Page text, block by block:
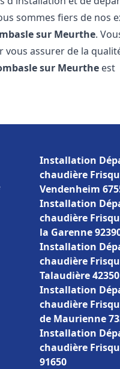
sommes fiers de nos
sur Meurthe.
assurer de la
sur Meurthe est
Installation
chaudière
Vendenheim
Installation
chaudière
la Garenne
Installation
chaudière
Talaudière 42350
Installation
chaudière
de Maurienne
Installation
chaudière
91650